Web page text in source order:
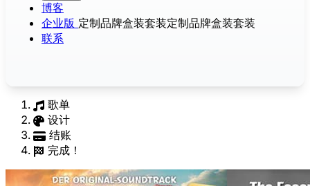
博客
企业版 定制品牌盒装套装定制品牌盒装套装
联系
歌单
设计
结账
完成！